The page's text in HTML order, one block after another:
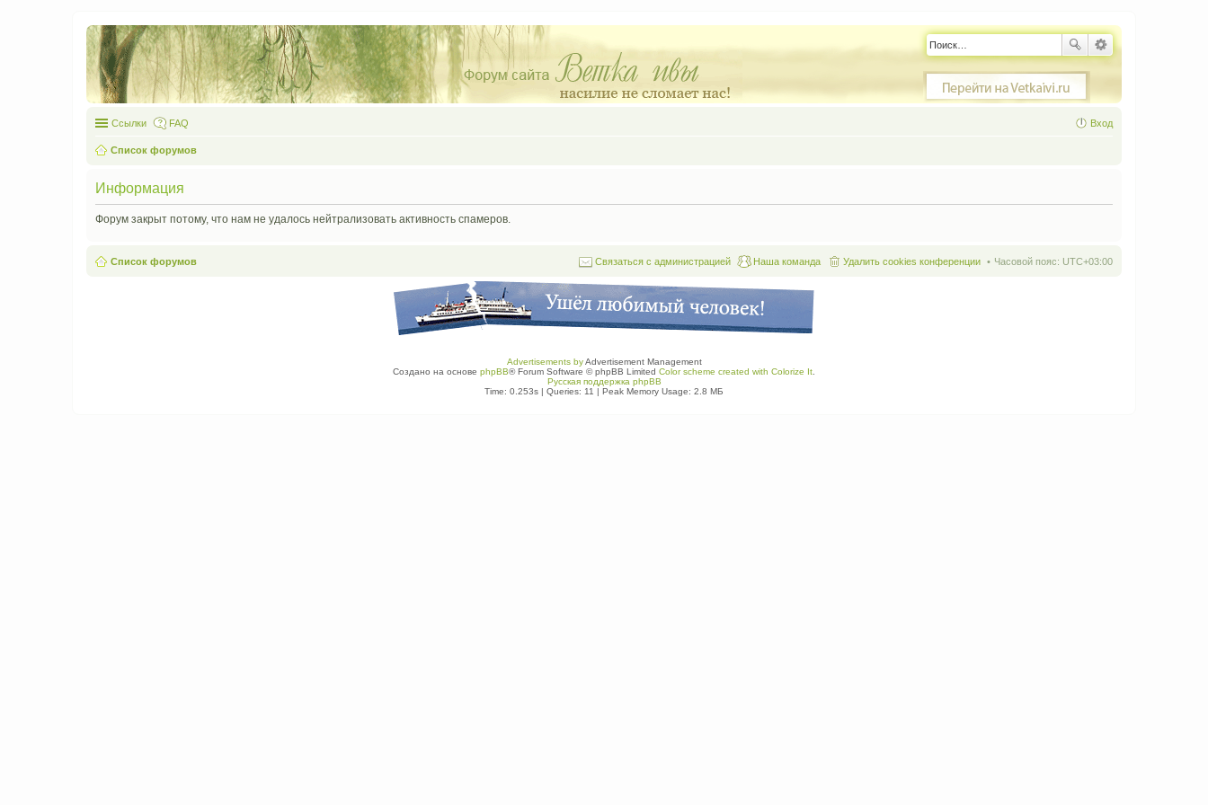
Ссылки FAQ Вход
Список форумов
Информация
Форум закрыт потому, что нам не удалось нейтрализовать активность спамеров.
Список форумов Часовой пояс: UTC+03:00
Удалить cookies конференции
Наша команда
Связаться с администрацией
Advertisements byAdvertisement Management
Создано на основе phpBB® Forum Software © phpBB Limited Color scheme created with Colorize It
Русская поддержка phpBB
Time: 0.253s | Queries: 11 | Peak Memory Usage: 2.8 МБ